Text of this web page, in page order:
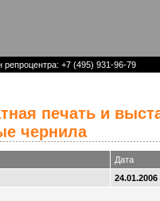
репроцентра: +7 (495) 931-96-79
печать и
чернила
Дата
24.01.2006